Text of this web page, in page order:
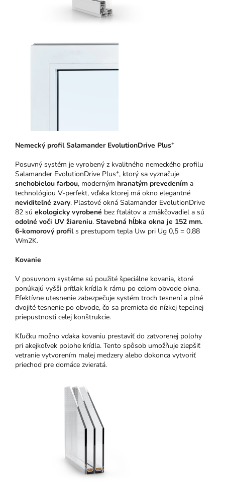
Nemecký profil Salamander EvolutionDrive Plus+
Posuvný systém je vyrobený z kvalitného nemeckého profilu
Salamander EvolutionDrive Plus+, ktorý sa vyznačuje
snehobielou farbou, moderným hranatým prevedením a
technológiou V-perfekt, vďaka ktorej má okno elegantné
neviditeľné zvary. Plastové okná Salamander EvolutionDrive
82 sú ekologicky vyrobené bez ftalátov a zmäkčovadiel a sú
odolné voči UV žiareniu. Stavebná hĺbka okna je 152 mm.
6-komorový profils prestupom tepla Uw pri Ug 0,5 = 0,88
Wm2K.
Kovanie
V posuvnom systéme sú použité špeciálne kovania, ktoré
ponúkajú vyšši prítlak krídla k rámu po celom obvode okna.
Efektívne utesnenie zabezpečuje systém troch tesnení a plné
dvojité tesnenie po obvode, čo sa premieta do nízkej tepelnej
priepustnosti celej konštrukcie.
Kľučku možno vďaka kovaniu prestaviť do zatvorenej polohy
pri akejkoľvek polohe krídla. Tento spôsob umožňuje zlepšiť
vetranie vytvorením malej medzery alebo dokonca vytvoriť
priechod pre domáce zvieratá.